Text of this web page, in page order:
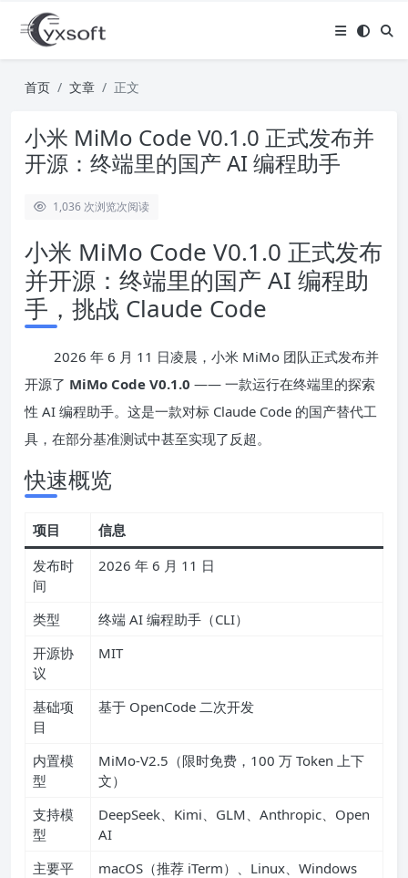
首页 文章 正文
小米 MiMo Code V0.1.0 正式发布并
开源：终端里的国产 AI 编程助手
1,036 次浏览次阅读
小米 MiMo Code V0.1.0 正式发布
并开源：终端里的国产 AI 编程助
手，挑战 Claude Code
2026 年 6 月 11 日凌晨，小米 MiMo 团队正式发布并
开源了 MiMo Code V0.1.0 —— 一款运行在终端里的探索
性 AI 编程助手。这是一款对标 Claude Code 的国产替代工
具，在部分基准测试中甚至实现了反超。
快速概览
项目
信息
发布时
间
2026 年 6 月 11 日
类型
终端 AI 编程助手（CLI）
开源协
议
MIT
基础项
目
基于 OpenCode 二次开发
内置模
型
MiMo-V2.5（限时免费，100 万 Token 上下
文）
支持模
型
DeepSeek、Kimi、GLM、Anthropic、Open
AI
主要平
macOS（推荐 iTerm）、Linux、Windows